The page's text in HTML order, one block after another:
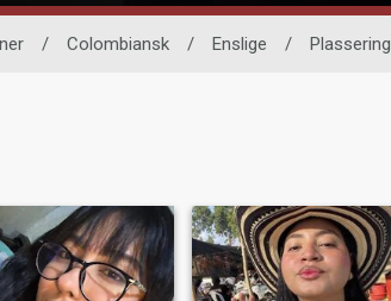
/ Colombiansk / Enslige / Plassering